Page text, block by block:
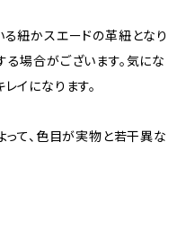
る紐かスエードの革紐となり
る場合がございます。気にな
イになります。
って、色目が実物と若干異な